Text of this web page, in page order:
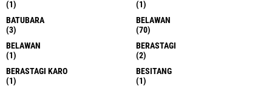
(1)
(1)
BATUBARA
(3)
BELAWAN
(70)
BELAWAN
(1)
BERASTAGI
(2)
BERASTAGI KARO
(1)
BESITANG
(1)